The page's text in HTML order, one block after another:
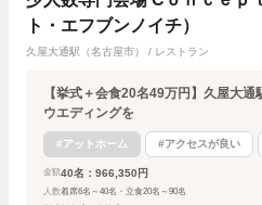
ト・エフブンノイチ）
久屋大通駅（名古屋市） / レストラン
【挙式＋会食20名49万円】久屋大
ウエディングを
#アットホーム #アクセスが良い
金額 40名：966,350円
人数着席6名～40名・立食20名～90名